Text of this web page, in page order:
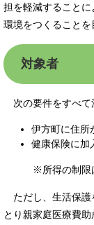
担を軽減すること
環境をつくることを
対象者
次の要件をすべて
伊方町に住所
健康保険に加
※所得の制限は
ただし、生活保護
とり親家庭医療費